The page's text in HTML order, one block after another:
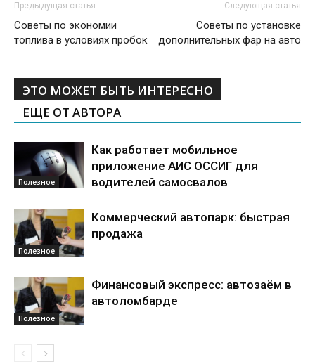
Предыдущая статья
Советы по экономии
топлива в условиях пробок
Следующая статья
Советы по установке
дополнительных фар на авто
ЭТО МОЖЕТ БЫТЬ ИНТЕРЕСНО
ЕЩЕ ОТ АВТОРА
Полезное
Как работает мобильное
приложение АИС ОССИГ для
водителей самосвалов
Полезное
Коммерческий автопарк: быстрая
продажа
Полезное
Финансовый экспресс: автозаём в
автоломбарде